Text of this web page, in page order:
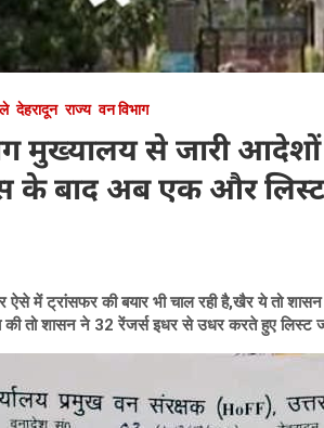
देहरादून राज्य वन विभाग
मुख्यालय से जारी
के बाद अब एक और लिस्ट
ऐसे में ट्रांसफर की बयार भी चाल रही है,खैर ये तो
की तो शासन ने 32 रेंजर्स इधर से उधर करते हुए लिस्ट